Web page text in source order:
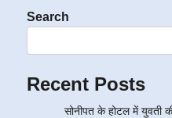
Search
Recent Posts
सोनीपत के होटल में युवती